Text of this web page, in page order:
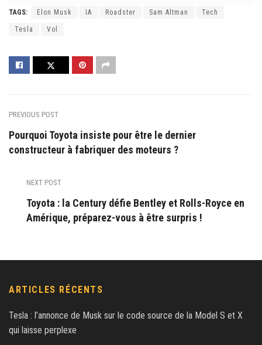
TAGS: Elon Musk IA Roadster Sam Altman Tech
Tesla Vol
PREVIOUS POST
Pourquoi Toyota insiste pour être le dernier
constructeur à fabriquer des moteurs ?
NEXT POST
Toyota : la Century défie Bentley et Rolls-Royce en
Amérique, préparez-vous à être surpris !
ARTICLES RÉCENTS
Tesla : l’annonce de Musk sur le code source de la Model S et X
qui laisse perplexe